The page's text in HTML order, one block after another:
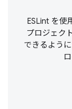
ESLint を使
プロジェク
できるよう